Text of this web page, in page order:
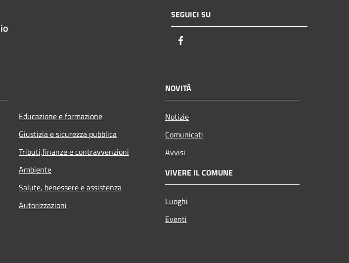
SEGUICI SU
Educazione e formazione
Giustizia e sicurezza pubblica
Tributi,finanze e contravvenzioni
Ambiente
Salute, benessere e assistenza
Autorizzazioni
NOVITÀ
Notizie
Comunicati
Avvisi
VIVERE IL COMUNE
Luoghi
Eventi